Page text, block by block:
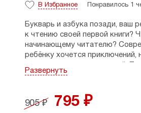
В Избранное Понравилось 1
Букварь и азбука позади, ваш
к чтению своей первой книги?
начинающему читателю?
ребёнку хочется приключений,
букваря с первых страниц
с комиксами и квестами,
персонажи, специальные
Развернуть
905 ₽ 795 ₽